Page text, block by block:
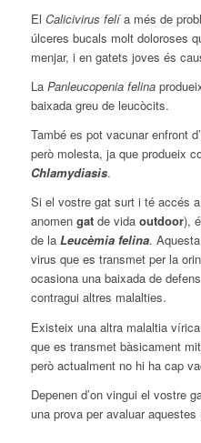
El Calicivirus felía més de
úlceres bucals molt doloroses
menjar, i en gatets joves és
La Panleucopenia felina
baixada greu de leucòcits.
També es pot vacunar enfront
però molesta, ja que produeix
Chlamydiasis.
Si el vostre gat surt i té accés
anomen gatde vida outdoor),
de la Leucèmia felina.
virus que es transmet per la
ocasiona una baixada de
contragui altres malalties.
Existeix una altra malaltia
que es transmet bàsicament
però actualment no hi ha cap
Depenen d’on vingui el vostre
una prova per avaluar aquestes